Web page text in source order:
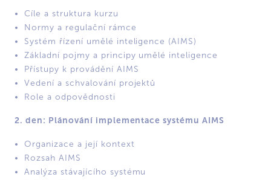
Cíle a struktura kurzu
Normy a regulační rámce
Systém řízení umělé inteligence (AIMS)
Základní pojmy a principy umělé inteligence
Přístupy k provádění AIMS
Vedení a schvalování projektů
Role a odpovědnosti
2. den: Plánování implementace systému AIMS
Organizace a její kontext
Rozsah AIMS
Analýza stávajícího systému